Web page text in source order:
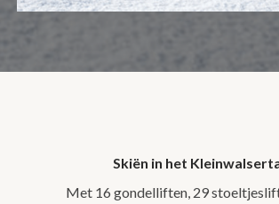
Skiën in het
Met 16 gondelliften, 29